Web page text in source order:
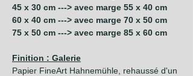
45 x 30 cm ---> avec marge 55 x 40 cm
60 x 40 cm ---> avec marge 70 x 50 cm
75 x 50 cm ---> avec marge 85 x 60 cm
Finition : Galerie
Papier FineArt Hahnemühle, rehaussé d'un